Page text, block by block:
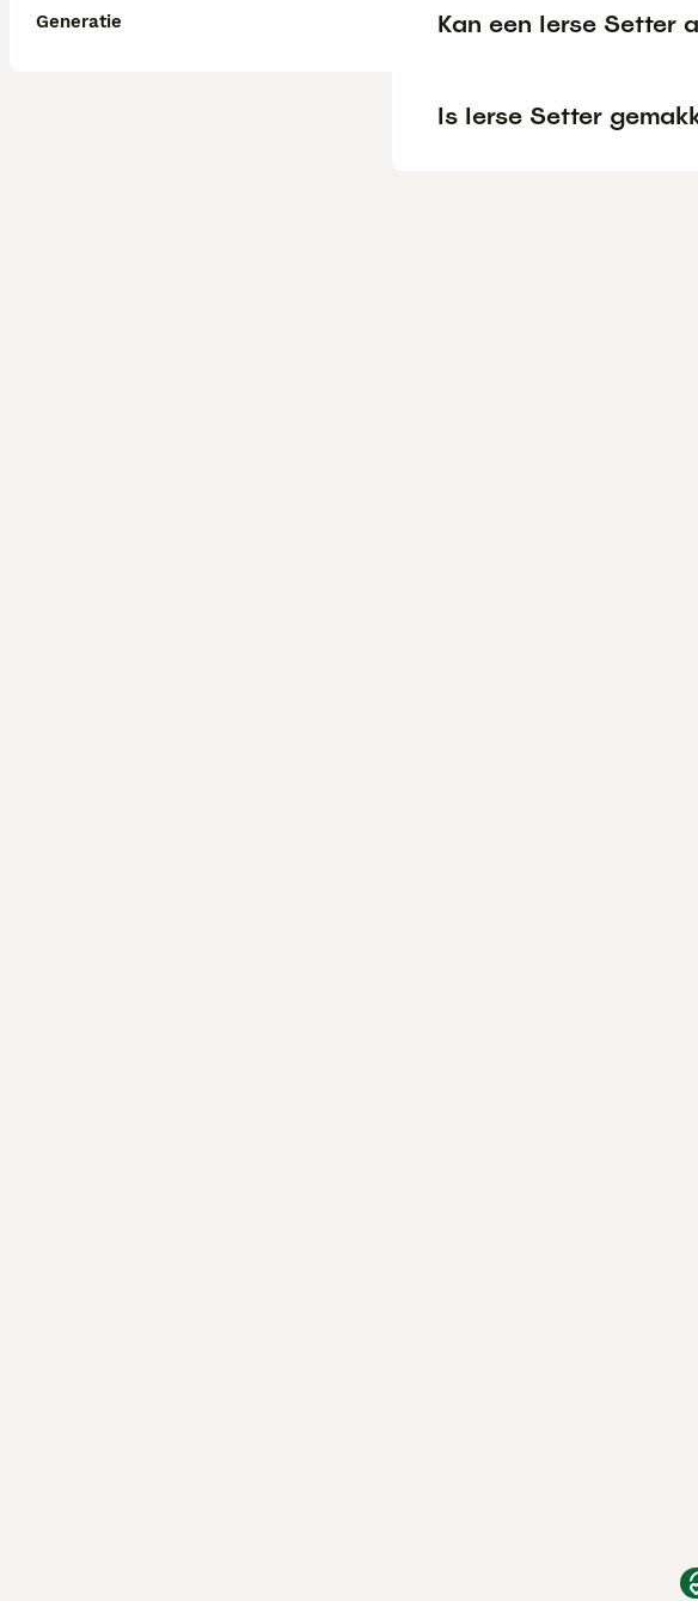
Generatie Kan een Ierse Setter
Is Ierse Setter